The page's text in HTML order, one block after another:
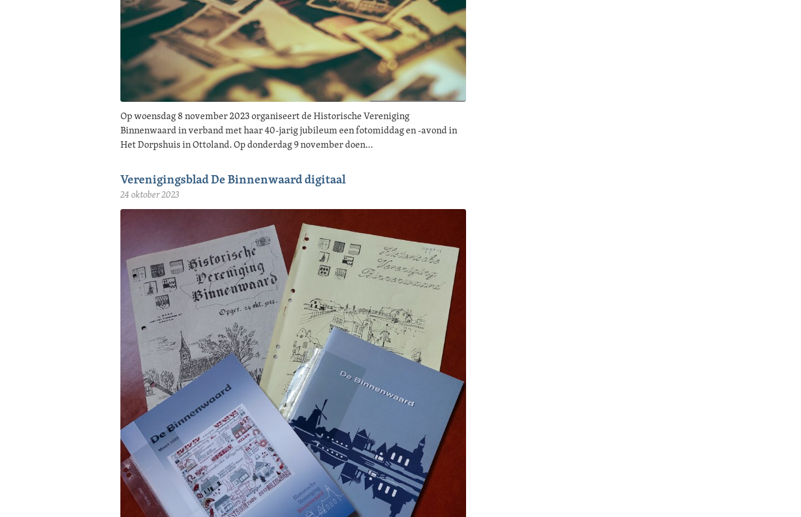
Op woensdag 8 november 2023 organiseert de Historische Vereniging
Binnenwaard in verband met haar 40-jarig jubileum een fotomiddag en -avond in
Het Dorpshuis in Ottoland. Op donderdag 9 november doen…
Verenigingsblad De Binnenwaard digitaal
24 oktober 2023